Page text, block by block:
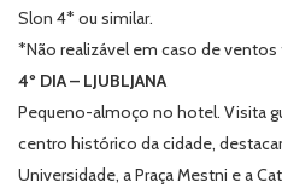
Slon 4* ou similar.
*Não realizável em caso de
4º DIA – LJUBLJANA
Pequeno-almoço no hotel. Visita
centro histórico da cidade,
Universidade, a Praça Mestni e a